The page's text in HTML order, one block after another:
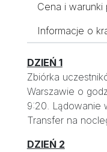
Cena i warunki
Informacje o
DZIEŃ 1
Zbiórka
Warszawie o
9:20. Lądowanie
Transfer na
DZIEŃ 2